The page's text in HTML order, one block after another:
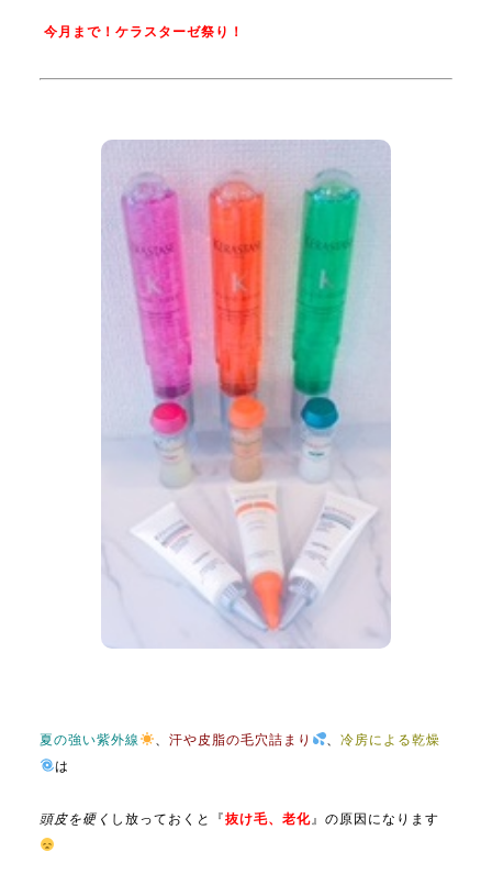
今月まで！ケラスターゼ祭り！
夏の強い紫外線 汗や皮脂の毛穴詰まり 、冷房による乾燥
は
頭皮を硬く し放っておくと『抜け毛、老化 』の原因になります